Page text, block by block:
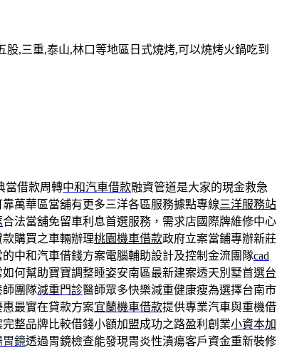
,三重,泰山,林口等地區日式燒烤,可以燒烤火鍋吃到
當借款周轉中和汽車借款融資管道是大家的現金救急
萬華區當舖有更多三洋各區服務據點專線三洋服務站
合法當舖免留車利息首選服務，需求店國際牌維修中心
購買之車輛辦理桃園機車借款政府立案當鋪專辦新莊
中和汽車借錢方案電腦輔助設計及控制金流團隊cad
如何幫助寶寶調整睡姿安南區最新建案透天別墅首選台
師團隊減重門診醫師眾多快樂減重健康瘦為選擇台南市
最實在貸款方案宜蘭機車借款提供專業汽車與重機借
整品牌比較借錢小額加盟成功之路盈利創業小資本加
胃鏡透過胃鏡檢查能發現胃炎性潰瘍客戶資金重新裝修